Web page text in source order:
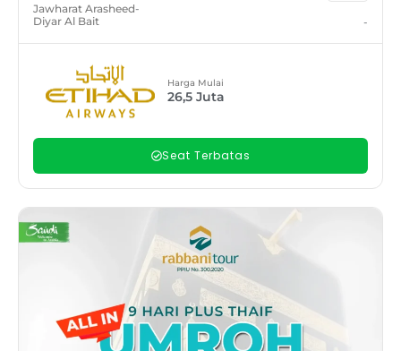
Jawharat Arasheed-
Diyar Al Bait
-
Harga Mulai
26,5 Juta
Seat Terbatas